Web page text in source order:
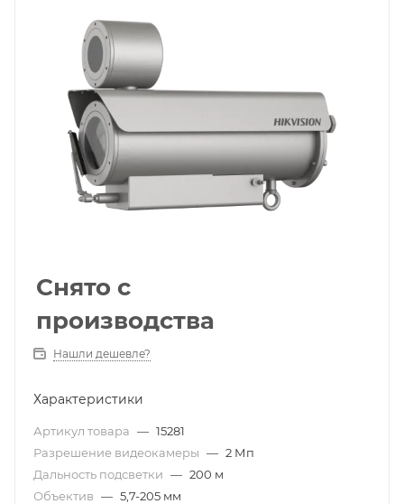
Снято с
производства
Нашли дешевле?
Характеристики
Артикул товара — 15281
Разрешение видеокамеры — 2 Мп
Дальность подсветки — 200 м
Объектив — 5,7-205 мм